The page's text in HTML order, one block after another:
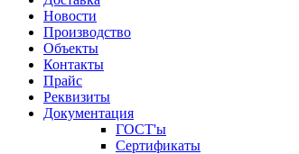
Новости
Производство
Объекты
Контакты
Прайс
Реквизиты
Документация
ГОСТ'ы
Сертификаты